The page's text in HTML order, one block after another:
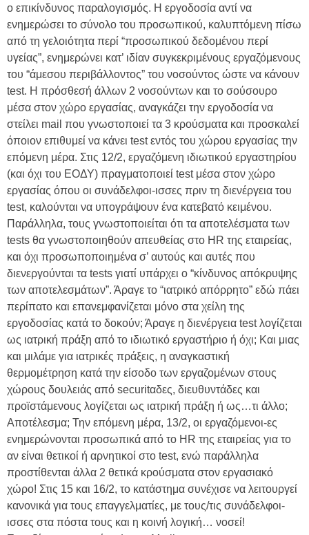
ο επικίνδυνος παραλογισμός. Η εργοδοσία αντί να
ενημερώσει το σύνολο του προσωπικού, καλυπτόμενη πίσω
από τη γελοιότητα περί “προσωπικού δεδομένου περί
υγείας”, ενημερώνει κατ’ ιδίαν συγκεκριμένους εργαζόμενους
του “άμεσου περιβάλλοντος” του νοσούντος ώστε να κάνουν
test. Η πρόσθεσή άλλων 2 νοσούντων και το σούσουρο
μέσα στον χώρο εργασίας, αναγκάζει την εργοδοσία να
στείλει mail που γνωστοποιεί τα 3 κρούσματα και προσκαλεί
όποιον επιθυμεί να κάνει test εντός του χώρου εργασίας την
επόμενη μέρα. Στις 12/2, εργαζόμενη ιδιωτικού εργαστηρίου
(και όχι του ΕΟΔΥ) πραγματοποιεί test μέσα στον χώρο
εργασίας όπου οι συνάδελφοι-ισσες πριν τη διενέργεια του
test, καλούνται να υπογράψουν ένα κατεβατό κειμένου.
Παράλληλα, τους γνωστοποιείται ότι τα αποτελέσματα των
tests θα γνωστοποιηθούν απευθείας στο HR της εταιρείας,
και όχι προσωποποιημένα σ’ αυτούς και αυτές που
διενεργούνται τα tests γιατί υπάρχει ο “κίνδυνος απόκρυψης
των αποτελεσμάτων”. Άραγε το “ιατρικό απόρρητο” εδώ πάει
περίπατο και επανεμφανίζεται μόνο στα χείλη της
εργοδοσίας κατά το δοκούν; Άραγε η διενέργεια test λογίζεται
ως ιατρική πράξη από το ιδιωτικό εργαστήριο ή όχι; Και μιας
και μιλάμε για ιατρικές πράξεις, η αναγκαστική
θερμομέτρηση κατά την είσοδο των εργαζομένων στους
χώρους δουλειάς από securitαδες, διευθυντάδες και
προϊστάμενους λογίζεται ως ιατρική πράξη ή ως…τι άλλο;
Αποτέλεσμα; Την επόμενη μέρα, 13/2, οι εργαζόμενοι-ες
ενημερώνονται προσωπικά από το HR της εταιρείας για το
αν είναι θετικοί ή αρνητικοί στο test, ενώ παράλληλα
προστίθενται άλλα 2 θετικά κρούσματα στον εργασιακό
χώρο! Στις 15 και 16/2, το κατάστημα συνέχισε να λειτουργεί
κανονικά για τους επαγγελματίες, με τους/τις συνάδελφοι-
ισσες στα πόστα τους και η κοινή λογική… νοσεί!